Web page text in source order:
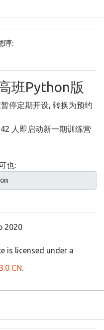
哼:
班Python版
停定期开设, 转换为预约
人即启动新一期训练营
也:
2020
is licensed under a
CN.